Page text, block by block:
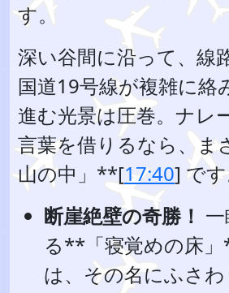
す。
深い谷間に沿って、線
国道19号線が複雑に絡
進む光景は圧巻。ナレ
言葉を借りるなら、ま
山の中」**[17:40] です
断崖絶壁の奇勝！
る**「寝覚めの床
は、その名にふさ